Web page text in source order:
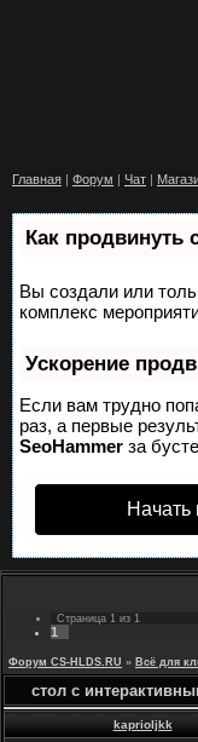
Главная | Форум | Чат |
Как продвинуть
Вы создали или
комплекс
Ускорение
Если вам трудно
раз, а первые
SeoHammer за
Начать
Страница 1 из 1
1
Форум CS-HLDS.RU » Всё для
стол с
kaprioljkk